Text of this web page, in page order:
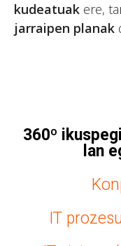
kudeatuak ere,
jarraipen planak
360º
lan
IT